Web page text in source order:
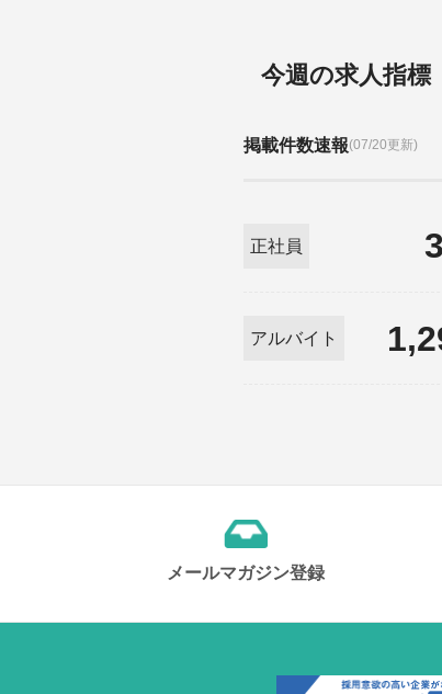
今週の求人指標
掲載件数速報(07/20更新)
正社員
アルバイト
メールマガジン登録